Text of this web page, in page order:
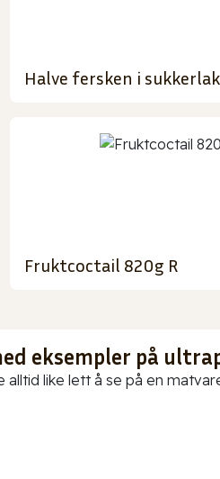
Halve fersken i
Fruktcoctail 820g R
eksempler på
alltid like lett å se på en